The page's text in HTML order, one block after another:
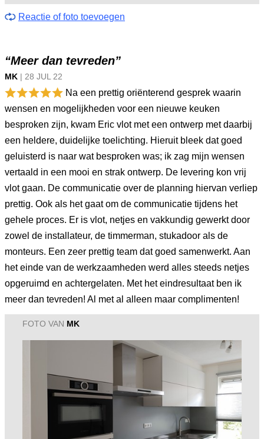
Reactie of foto toevoegen
“Meer dan tevreden”
MK | 28 JUL 22
Na een prettig oriënterend gesprek waarin
wensen en mogelijkheden voor een nieuwe keuken
besproken zijn, kwam Eric vlot met een ontwerp met daarbij
een heldere, duidelijke toelichting. Hieruit bleek dat goed
geluisterd is naar wat besproken was; ik zag mijn wensen
vertaald in een mooi en strak ontwerp. De levering kon vrij
vlot gaan. De communicatie over de planning hiervan verliep
prettig. Ook als het gaat om de communicatie tijdens het
gehele proces. Er is vlot, netjes en vakkundig gewerkt door
zowel de installateur, de timmerman, stukadoor als de
monteurs. Een zeer prettig team dat goed samenwerkt. Aan
het einde van de werkzaamheden werd alles steeds netjes
opgeruimd en achtergelaten. Met het eindresultaat ben ik
meer dan tevreden! Al met al alleen maar complimenten!
FOTO VAN MK